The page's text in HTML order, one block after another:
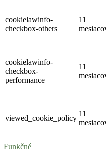
cookielawinfo-
checkbox-others
11
cookielawinfo-
checkbox-
performance
11
viewed_cookie_policy
11
Funkčné